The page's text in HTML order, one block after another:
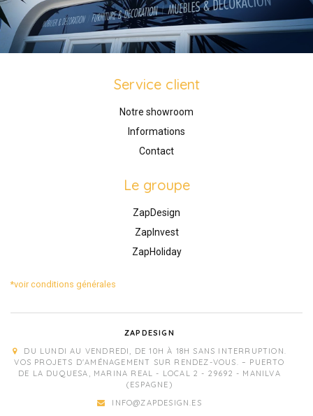
Service client
Notre showroom
Informations
Contact
Le groupe
ZapDesign
ZapInvest
ZapHoliday
*voir conditions générales
ZAPDESIGN
DU LUNDI AU VENDREDI, DE 10H À 18H SANS INTERRUPTION.
VOS PROJETS D'AMÉNAGEMENT SUR RENDEZ-VOUS. – PUERTO
DE LA DUQUESA, MARINA REAL - LOCAL 2 - 29692 - MANILVA
(ESPAGNE)
INFO@ZAPDESIGN.ES